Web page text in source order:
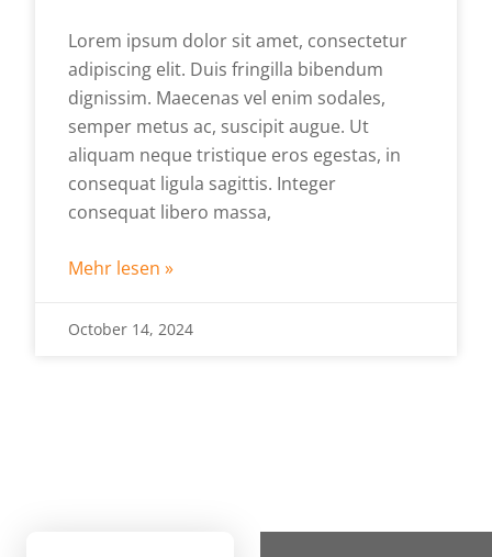
Lorem ipsum dolor sit amet, consectetur
adipiscing elit. Duis fringilla bibendum
dignissim. Maecenas vel enim sodales,
semper metus ac, suscipit augue. Ut
aliquam neque tristique eros egestas, in
consequat ligula sagittis. Integer
consequat libero massa,
Mehr lesen »
October 14, 2024